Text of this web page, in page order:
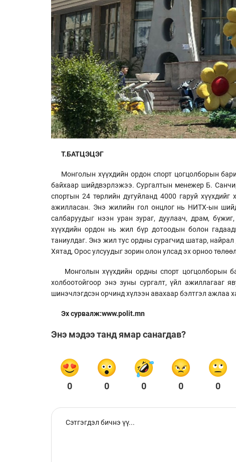
Т.БАТЦЭЦЭГ
Монголын хүүхдийн ордон спорт цогцолборын
байхаар шийдвэрлэжээ. Сургалтын менежер Б.
спортын 24 төрлийн дугуйланд 4000 гаруй
ажилласан. Энэ жилийн гол онцлог нь НИТХ-ын
салбаруудыг нээн уран зураг, дуулаач, драм,
хүүхдийн ордон нь жил бүр дотоодын болон
таниулдаг. Энэ жил тус ордны сурагчид шатар,
Хятад, Орос улсуудыг зорин олон улсад эх орноо
Монголын хүүхдийн ордны спорт цогцолборын
холбоотойгоор энэ зуны сургалт, үйл ажиллагааг
шинэчлэгдсэн орчинд хүлээн авахаар бэлтгэл ажлаа
Эх сурвалж:www.polit.mn
Энэ мэдээ танд ямар санагдав?
0 0 0 0 0